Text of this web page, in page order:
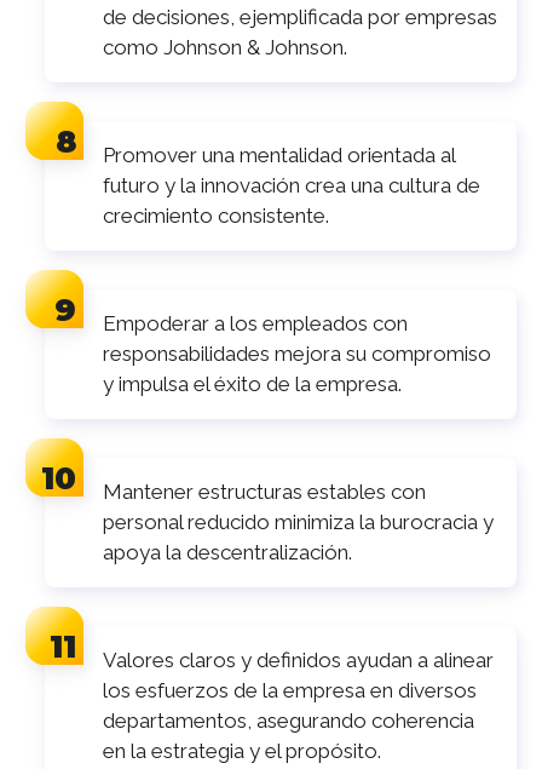
de decisiones, ejemplificada por empresas
como Johnson & Johnson.
Promover una mentalidad orientada al
futuro y la innovación crea una cultura de
crecimiento consistente.
Empoderar a los empleados con
responsabilidades mejora su compromiso
y impulsa el éxito de la empresa.
Mantener estructuras estables con
personal reducido minimiza la burocracia y
apoya la descentralización.
Valores claros y definidos ayudan a alinear
los esfuerzos de la empresa en diversos
departamentos, asegurando coherencia
en la estrategia y el propósito.